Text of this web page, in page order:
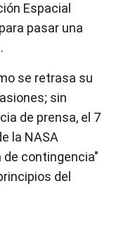
Espacial
pasar una
se retrasa su
sin
de prensa, el 7
la NASA
de contingencia"
del